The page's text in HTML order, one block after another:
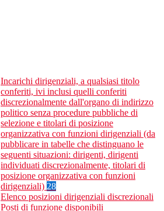
Incarichi dirigenziali, a qualsiasi titolo
conferiti, ivi inclusi quelli conferiti
discrezionalmente dall'organo di indirizzo
politico senza procedure pubbliche di
selezione e titolari di posizione
organizzativa con funzioni dirigenziali (da
pubblicare in tabelle che distinguano le
seguenti situazioni: dirigenti, dirigenti
individuati discrezionalmente, titolari di
posizione organizzativa con funzioni
dirigenziali) 28
Elenco posizioni dirigenziali discrezionali
Posti di funzione disponibili